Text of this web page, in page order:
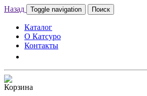
Назад Toggle navigation Поиск
Каталог
О Катсуро
Контакты
Корзина